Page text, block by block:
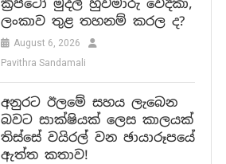
ක්‍රිප්ටෝ මුදල් හුවමාරු වේදිකා,
ලංකාව තුළ තහනම් කරල ද?
August 6, 2026
Pavithra Sandamali
අනුරට ඊලමේ සහය ලැබෙන
බවට සාක්ෂියක් ලෙස කාලයක්
තිස්සේ වයිරල් වන ඡායාරූපයේ
ඇත්ත කතාව!